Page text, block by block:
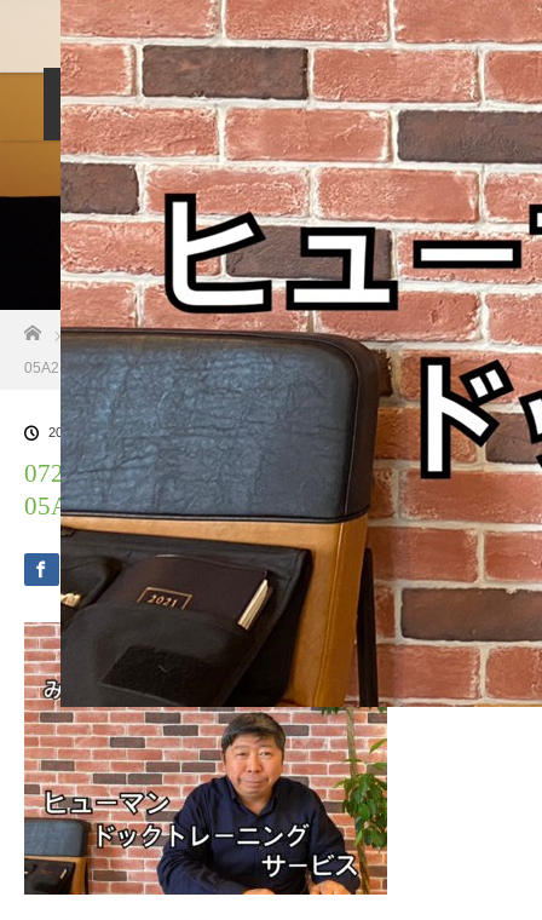
料金設定 プロフィル しつけ相談
預託トレーニング その他のご案内
お問い合わせ
ホーム
ブログ一覧
07224DD9-7A9E-4DEC-922D-
05A2DCFA8BED
2021.01.22
07224DD9-7A9E-4DEC-922D-
05A2DCFA8BED